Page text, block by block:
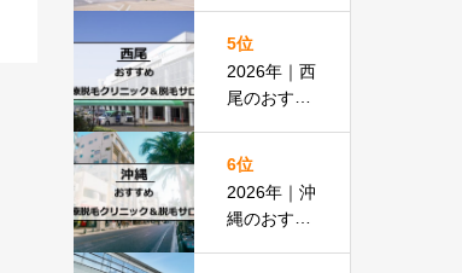
サロン全13
選
5位
2026年｜西
尾のおすす
＆脱毛サロ
ン全15選
6位
2026年｜沖
縄のおすす